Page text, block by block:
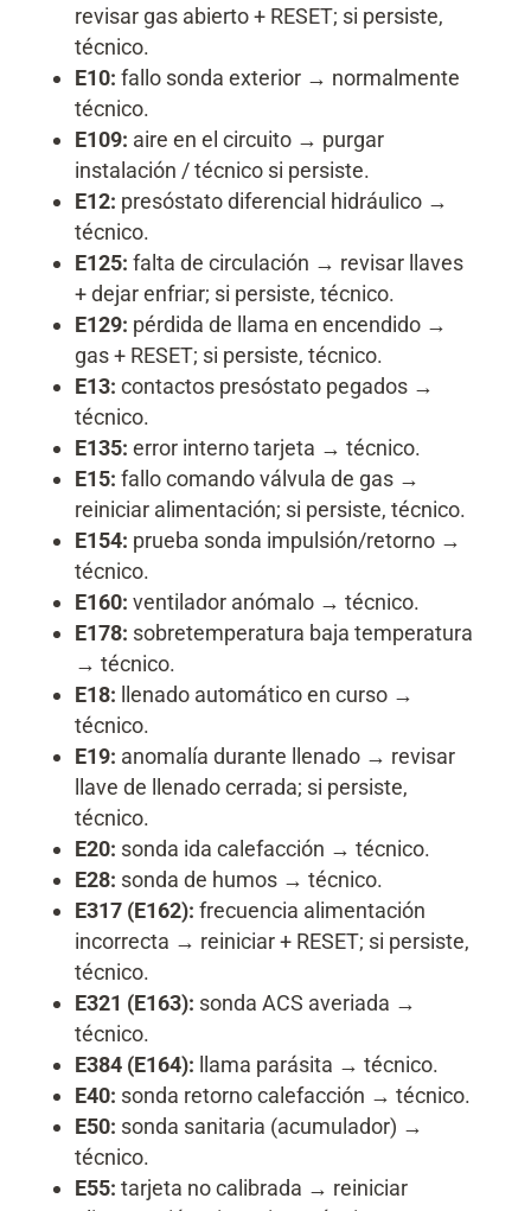
revisar gas abierto + RESET; si persiste,
técnico.
E10: fallo sonda exterior → normalmente
técnico.
E109: aire en el circuito → purgar
instalación / técnico si persiste.
E12: presóstato diferencial hidráulico →
técnico.
E125: falta de circulación → revisar llaves
+ dejar enfriar; si persiste, técnico.
E129: pérdida de llama en encendido →
gas + RESET; si persiste, técnico.
E13: contactos presóstato pegados →
técnico.
E135: error interno tarjeta → técnico.
E15: fallo comando válvula de gas →
reiniciar alimentación; si persiste, técnico.
E154: prueba sonda impulsión/retorno →
técnico.
E160: ventilador anómalo → técnico.
E178: sobretemperatura baja temperatura
→ técnico.
E18: llenado automático en curso →
técnico.
E19: anomalía durante llenado → revisar
llave de llenado cerrada; si persiste,
técnico.
E20: sonda ida calefacción → técnico.
E28: sonda de humos → técnico.
E317 (E162): frecuencia alimentación
incorrecta → reiniciar + RESET; si persiste,
técnico.
E321 (E163): sonda ACS averiada →
técnico.
E384 (E164): llama parásita → técnico.
E40: sonda retorno calefacción → técnico.
E50: sonda sanitaria (acumulador) →
técnico.
E55: tarjeta no calibrada → reiniciar